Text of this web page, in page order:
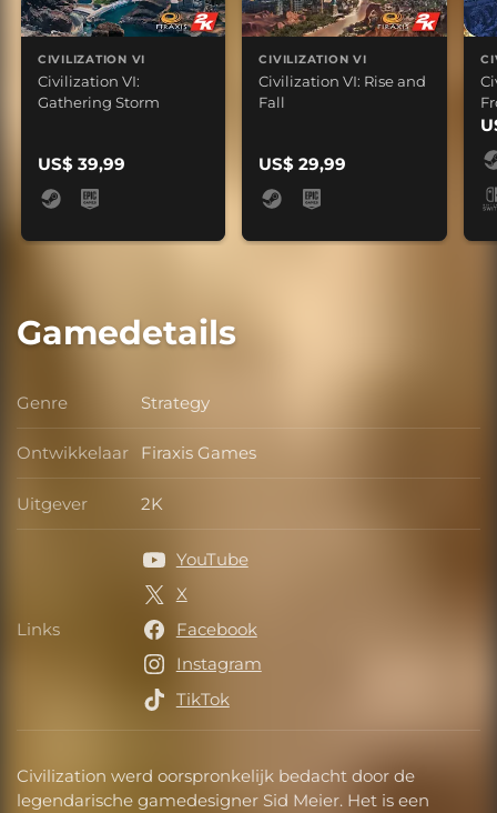
CIVILIZATION VI
Civilization VI:
Gathering Storm
US$ 39,99
CIVILIZATION VI
Civilization VI: Rise and
Fall
US$ 29,99
Gamedetails
Civilization werd oorspronkelijk bedacht door de
legendarische gamedesigner Sid Meier. Het is een
Genre Genre
Strategy
Ontwikkelaar Ontwikkelaar
Firaxis Games
Uitgever Uitgever
2K
Links Links
YouTube
X
Facebook
Instagram
TikTok